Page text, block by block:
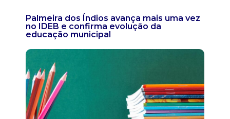
Palmeira dos Índios avança mais uma vez
no IDEB e confirma evolução da
educação municipal